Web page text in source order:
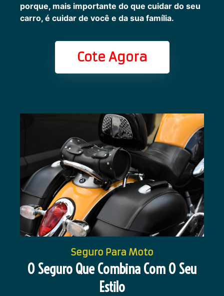
porque, mais importante do que cuidar do seu
carro, é cuidar de você e da sua família.
Cote Agora
Seguro Para Moto
O Seguro Que Combina Com O Seu
Estilo